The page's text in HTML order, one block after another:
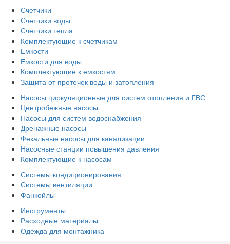
Счетчики
Счетчики воды
Счетчики тепла
Комплектующие к счетчикам
Емкости
Емкости для воды
Комплектующие к емкостям
Защита от протечек воды и затопления
Насосы циркуляционные для систем отопления и ГВС
Центробежные насосы
Насосы для систем водоснабжения
Дренажные насосы
Фекальные насосы для канализации
Насосные станции повышения давления
Комплектующие к насосам
Системы кондиционирования
Системы вентиляции
Фанкойлы
Инструменты
Расходные материалы
Одежда для монтажника